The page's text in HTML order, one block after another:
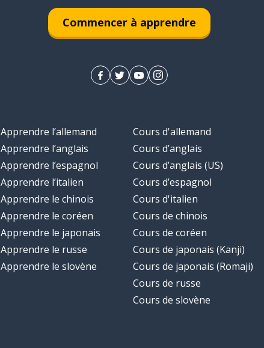
Commencer à apprendre
Apprendre l’allemand
Apprendre l’anglais
Apprendre l’espagnol
Apprendre l’italien
Apprendre le chinois
Apprendre le coréen
Apprendre le japonais
Apprendre le russe
Apprendre le slovène
Cours d'allemand
Cours d’anglais
Cours d’anglais (US)
Cours d’espagnol
Cours d'italien
Cours de chinois
Cours de coréen
Cours de japonais (Kanji)
Cours de japonais (Romaji)
Cours de russe
Cours de slovène